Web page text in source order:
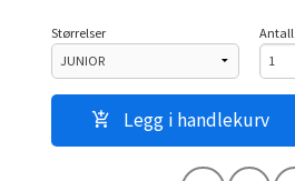
Størrelser Antall
Legg i handlekurv